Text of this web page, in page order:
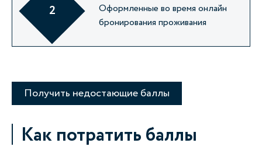
2
Оформленные во время онлайн
бронирования проживания
Получить недостающие баллы
Как потратить баллы